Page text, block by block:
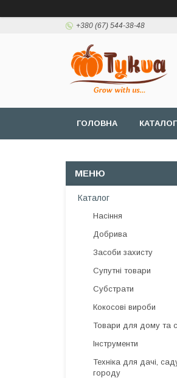
+380 (67) 544-38-48
ГОЛОВНА КАТАЛОГ
Каталог
Насіння
Добрива
Засоби захисту
Супутні товари
Субстрати
Кокосові вироби
Товари для дому та
Інструменти
Техніка для дачі,
городу